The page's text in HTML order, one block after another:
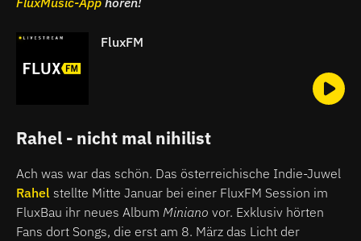
FluxFM
Rahel - nicht mal nihilist
Ach was war das schön. Das österreichische Indie-Juwel
Rahel stellte Mitte Januar bei einer FluxFM Session im
FluxBau ihr neues Album Miniano vor. Exklusiv hörten
Fans dort Songs, die erst am 8. März das Licht der